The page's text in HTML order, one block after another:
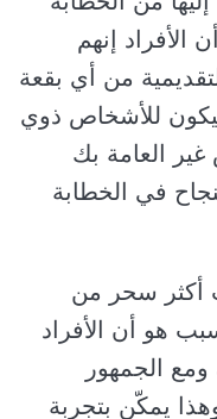
الأفراد إنهم
من أي بقعة
للأشخاص ذوي
العامة بك
في الخطابة
أكثر سحر من
هو أن الأفراد
الجمهور
يمكّن بتجربة